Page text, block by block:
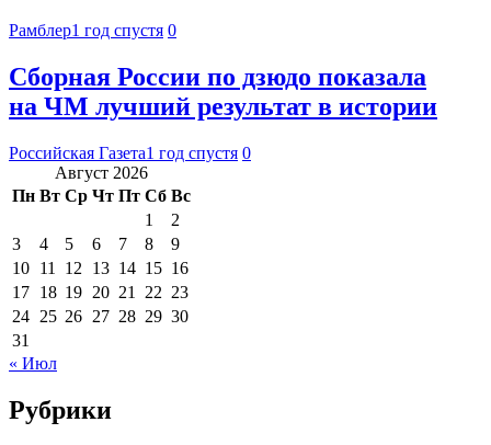
Рамблер1 год спустя 0
Сборная России по дзюдо показала
на ЧМ лучший результат в истории
Российская Газета1 год спустя 0
Август 2026
Пн Вт Ср Чт Пт Сб Вс
1
2
3
4 5 6 7 8
9
10 11 12 13 14 15 16
17 18 19 20 21 22 23
24 25 26 27 28 29 30
31
« Июл
Рубрики